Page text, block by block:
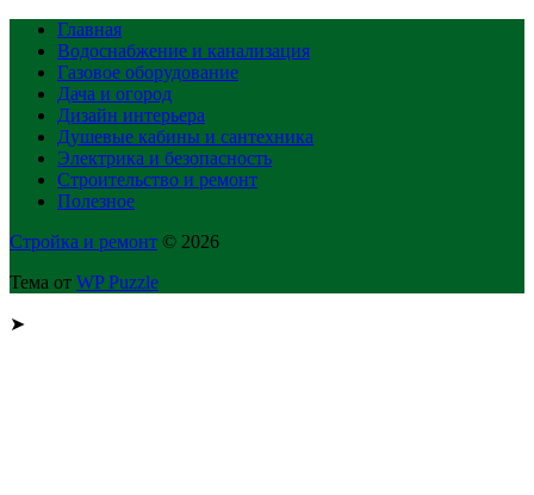
Главная
Водоснабжение и канализация
Газовое оборудование
Дача и огород
Дизайн интерьера
Душевые кабины и сантехника
Электрика и безопасность
Строительство и ремонт
Полезное
Стройка и ремонт © 2026
Тема от WP Puzzle
➤